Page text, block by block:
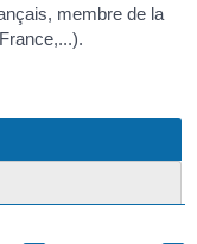
membre de la